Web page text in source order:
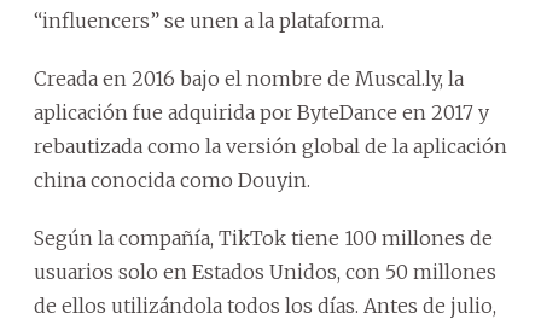
“influencers” se unen a la plataforma.
Creada en 2016 bajo el nombre de Muscal.ly, la
aplicación fue adquirida por ByteDance en 2017 y
rebautizada como la versión global de la aplicación
china conocida como Douyin.
Según la compañía, TikTok tiene 100 millones de
usuarios solo en Estados Unidos, con 50 millones
de ellos utilizándola todos los días. Antes de julio,